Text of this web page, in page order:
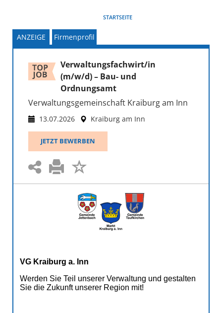
STARTSEITE
ANZEIGE Firmenprofil
Verwaltungsfachwirt/in
(m/w/d) – Bau- und
Ordnungsamt
Verwaltungsgemeinschaft Kraiburg am Inn
13.07.2026 Kraiburg am Inn
JETZT BEWERBEN